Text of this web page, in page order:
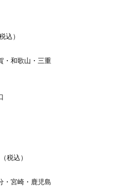
込）
・和歌山・三重
税込）
・宮崎・鹿児島